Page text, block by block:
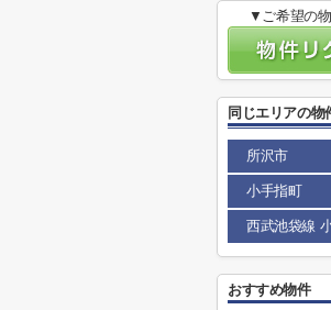
▼ご希望の
同じエリアの物
所沢市
小手指町
西武池袋線
おすすめ物件